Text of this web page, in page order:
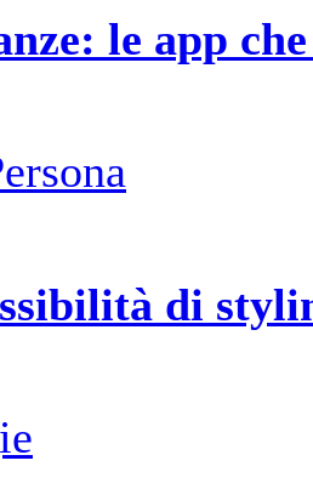
le app
di